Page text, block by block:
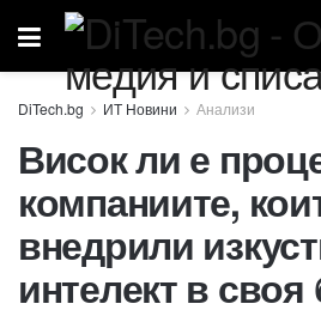
ИТ Новини Анализи
Висок ли е
компаниите,
внедрили
интелект в своя